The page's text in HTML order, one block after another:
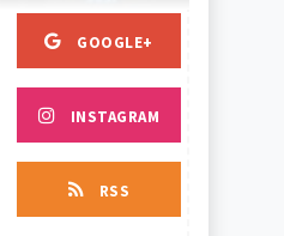
GOOGLE+
INSTAGRAM
RSS